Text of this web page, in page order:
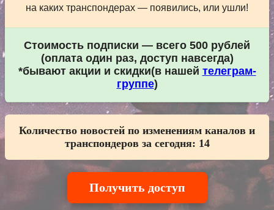
на каких транспондерах — появились, или ушли!
Стоимость подписки — всего 500 рублей
(оплата один раз, доступ навсегда)
*бывают акции и скидки(в нашей телеграм-
группе)
Количество новостей по изменениям каналов и
транспондеров за сегодня: 14
Получить доступ